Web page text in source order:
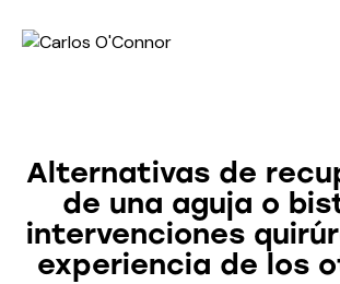
Alternativas de
de una aguja o
intervenciones
experiencia de los